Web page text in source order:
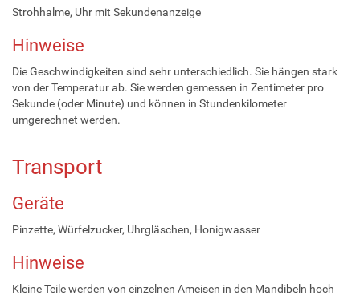
Strohhalme, Uhr mit Sekundenanzeige
Hinweise
Die Geschwindigkeiten sind sehr unterschiedlich. Sie hängen stark
von der Temperatur ab. Sie werden gemessen in Zentimeter pro
Sekunde (oder Minute) und können in Stundenkilometer
umgerechnet werden.
Transport
Geräte
Pinzette, Würfelzucker, Uhrgläschen, Honigwasser
Hinweise
Kleine Teile werden von einzelnen Ameisen in den Mandibeln hoch